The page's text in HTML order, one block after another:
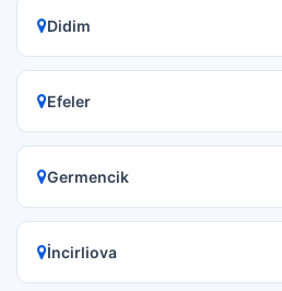
Didim
Efeler
Germencik
İncirliova